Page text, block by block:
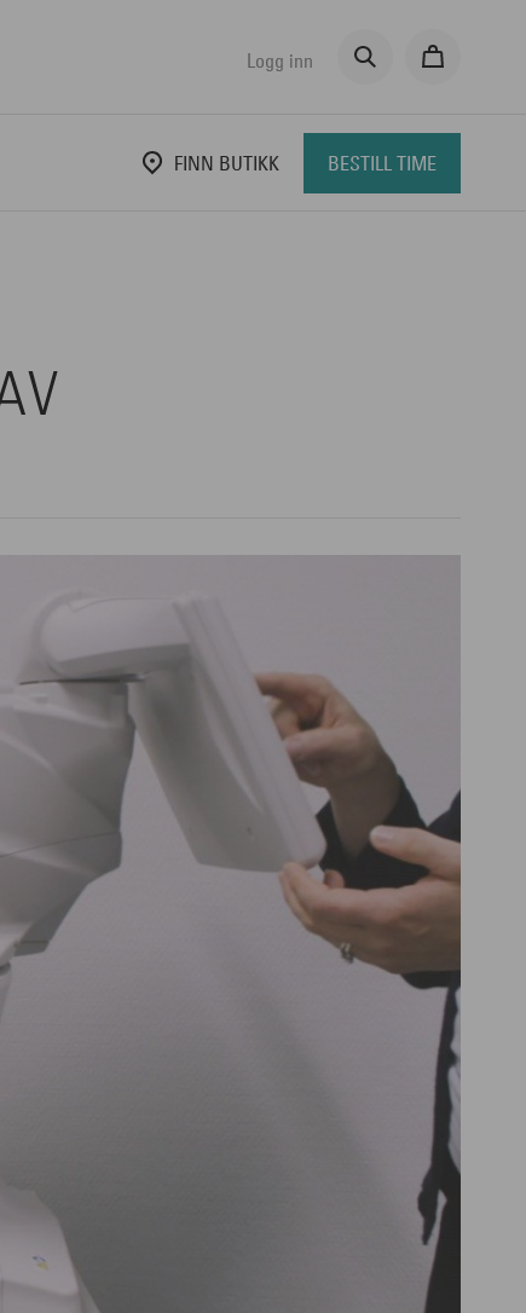
Logg inn
FINN BUTIKK BESTILL TIME